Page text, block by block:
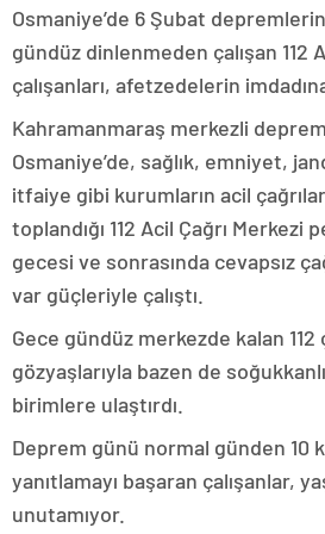
Osmaniye’de 6 Şubat
gündüz dinlenmeden çalışan 112
çalışanları, afetzedelerin
Kahramanmaraş merkezli
Osmaniye’de, sağlık, emniyet,
itfaiye gibi kurumların acil
toplandığı 112 Acil Çağrı
gecesi ve sonrasında cevapsız
var güçleriyle çalıştı.
Gece gündüz merkezde kalan 112
gözyaşlarıyla bazen de
birimlere ulaştırdı.
Deprem günü normal günden 10
yanıtlamayı başaran çalışanlar,
unutamıyor.